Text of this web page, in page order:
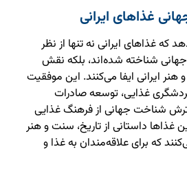
غذاهای ایرانی
که غذاهای ایرانی نه تنها از نظر
شناخته شده‌اند، بلکه نقش
ایرانی ایفا می‌کنند. این موفقیت
غذایی، توسعه صادرات
شناخت جهانی از فرهنگ غذایی
غذاها داستانی از تاریخ، سنت و هنر
که برای علاقه‌مندان به غذا و